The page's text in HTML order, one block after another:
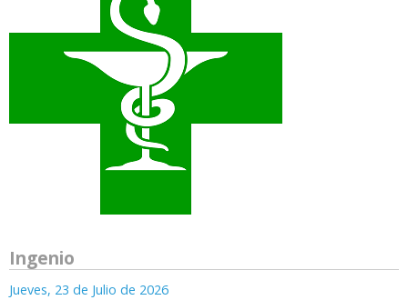
Ingenio
Jueves, 23 de Julio de 2026